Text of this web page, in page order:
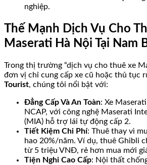
nghiệp.
Thế Mạnh Dịch Vụ Cho
Maserati Hà Nội Tại Nam
Trong thị trường “dịch vụ cho thuê xe
đơn vị chỉ cung cấp xe cũ hoặc thủ tục
Tourist, chúng tôi nổi bật với:
Đẳng Cấp Và An Toàn: Xe
NCAP, với công nghệ Maserati
(MIA) hỗ trợ lái tự động cấp 2.
Tiết Kiệm Chi Phí: Thuê thay vì
hao 20%/năm. Ví dụ, thuê Ghibli
từ 5 triệu VNĐ, rẻ hơn mua mới
Tiện Nghi Cao Cấp: Nội thất